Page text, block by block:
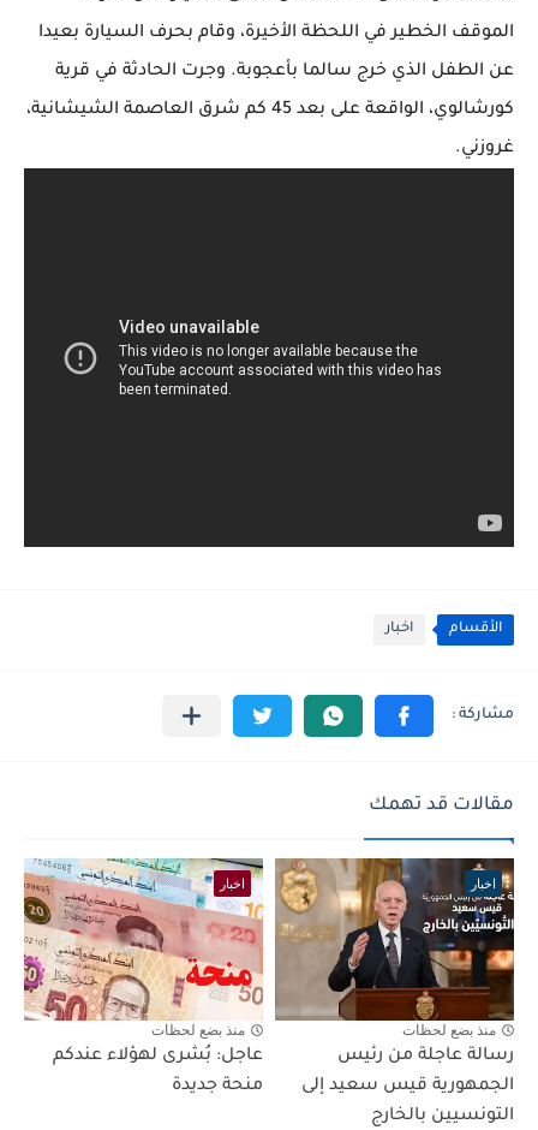
الموقف الخطير في اللحظة الأخيرة، وقام بحرف السيارة بعيدا
عن الطفل الذي خرج سالما بأعجوبة. وجرت الحادثة في قرية
كورشالوي، الواقعة على بعد 45 كم شرق العاصمة الشيشانية،
غروزني.
الأقسام اخبار
مقالات قد تهمك
اخبار
منذ بضع لحظات
رسالة عاجلة من رئيس
الجمهورية قيس سعيد إلى
التونسيين بالخارج
اخبار
منذ بضع لحظات
عاجل: بُشرى لهؤلاء عندكم
منحة جديدة